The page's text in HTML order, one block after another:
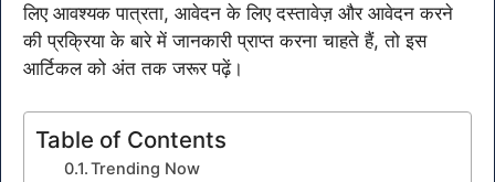
लिए आवश्यक पात्रता, आवेदन के लिए दस्तावेज़ और आवेदन करने
की प्रक्रिया के बारे में जानकारी प्राप्त करना चाहते हैं, तो इस
आर्टिकल को अंत तक जरूर पढ़ें।
Table of Contents
Trending Now